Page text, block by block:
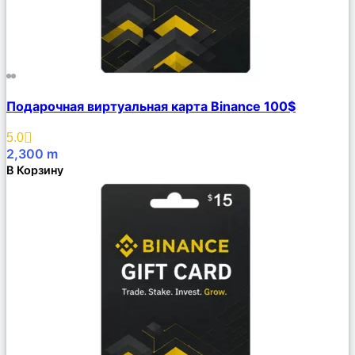
Описание
Избранное
Подарочная виртуальная карта Binance 100$
5.0
2,300 m
В Корзину